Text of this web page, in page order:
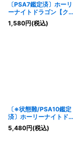
〔PSA7鑑定済〕ホーリ
ーナイトドラゴン【クォ
ーターセンチュリーシー
クレット】{EDC1-
1,580円(税込)
〔※状態難/PSA10鑑定
済〕ホーリーナイトドラ
ゴン【クォーターセンチ
ュリーシークレット】
5,480円(税込)